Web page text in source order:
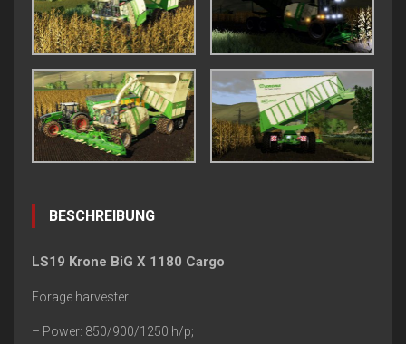
BESCHREIBUNG
LS19 Krone BiG X 1180 Cargo
Forage harvester.
– Power: 850/900/1250 h/p;